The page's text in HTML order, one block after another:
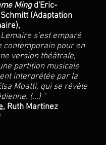
Mingd'Eric-
(Adaptation
s’est emparé
contemporain pour en
version théâtrale,
partition musicale
interprétée par la
Moatti, qui se révèle
(...) "
, Ruth Martinez